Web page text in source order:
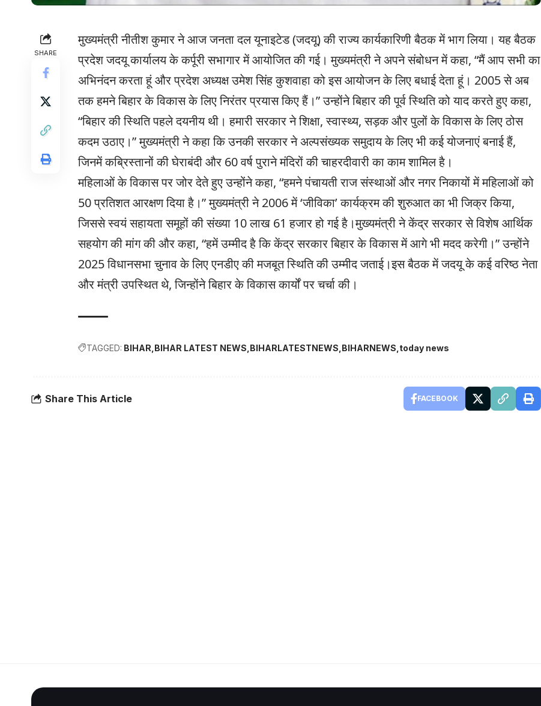
SHARE
मुख्यमंत्री नीतीश कुमार ने आज जनता दल यूनाइटेड (जदयू) की राज्य कार्यकारिणी बैठक में भाग लिया। यह बैठक
प्रदेश जदयू कार्यालय के कर्पूरी सभागार में आयोजित की गई। मुख्यमंत्री ने अपने संबोधन में कहा, “मैं आप सभी का
अभिनंदन करता हूं और प्रदेश अध्यक्ष उमेश सिंह कुशवाहा को इस आयोजन के लिए बधाई देता हूं। 2005 से अब
तक हमने बिहार के विकास के लिए निरंतर प्रयास किए हैं।” उन्होंने बिहार की पूर्व स्थिति को याद करते हुए कहा,
“बिहार की स्थिति पहले दयनीय थी। हमारी सरकार ने शिक्षा, स्वास्थ्य, सड़क और पुलों के विकास के लिए ठोस
कदम उठाए।” मुख्यमंत्री ने कहा कि उनकी सरकार ने अल्पसंख्यक समुदाय के लिए भी कई योजनाएं बनाई हैं,
जिनमें कब्रिस्तानों की घेराबंदी और 60 वर्ष पुराने मंदिरों की चाहरदीवारी का काम शामिल है।
महिलाओं के विकास पर जोर देते हुए उन्होंने कहा, “हमने पंचायती राज संस्थाओं और नगर निकायों में महिलाओं को
50 प्रतिशत आरक्षण दिया है।” मुख्यमंत्री ने 2006 में ‘जीविका’ कार्यक्रम की शुरुआत का भी जिक्र किया,
जिससे स्वयं सहायता समूहों की संख्या 10 लाख 61 हजार हो गई है।मुख्यमंत्री ने केंद्र सरकार से विशेष आर्थिक
सहयोग की मांग की और कहा, “हमें उम्मीद है कि केंद्र सरकार बिहार के विकास में आगे भी मदद करेगी।” उन्होंने
2025 विधानसभा चुनाव के लिए एनडीए की मजबूत स्थिति की उम्मीद जताई।इस बैठक में जदयू के कई वरिष्ठ नेता
और मंत्री उपस्थित थे, जिन्होंने बिहार के विकास कार्यों पर चर्चा की।
TAGGED: BIHAR BIHAR LATEST NEWS BIHARLATESTNEWS BIHARNEWS today news
Share This Article FACEBOOK